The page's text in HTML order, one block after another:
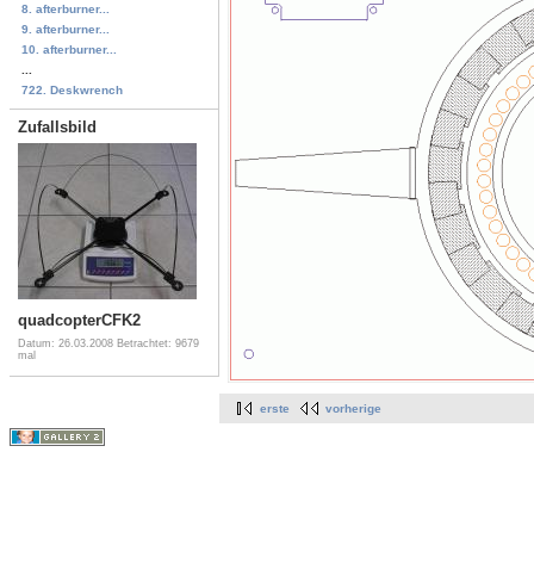
8. afterburner...
9. afterburner...
10. afterburner...
722. Deskwrench
Zufallsbild
quadcopterCFK2
Datum: 26.03.2008 Betrachtet: 9679
mal
erste vorherige